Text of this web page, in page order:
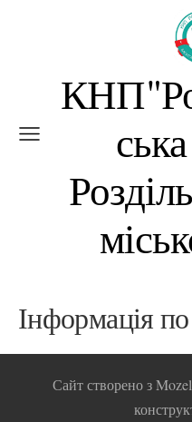
Інформація
Сайт створено з